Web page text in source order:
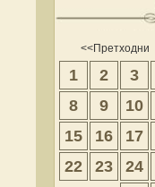
<<Претходни
1 2 3
8
9 10
15
16 17
22
23 24